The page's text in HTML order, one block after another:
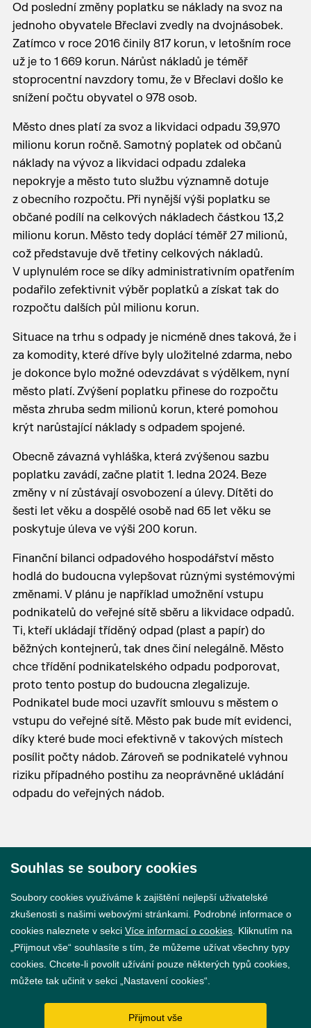
Od poslední změny poplatku se náklady na svoz na
jednoho obyvatele Břeclavi zvedly na dvojnásobek.
Zatímco v roce 2016 činily 817 korun, v letošním roce
už je to 1 669 korun. Nárůst nákladů je téměř
stoprocentní navzdory tomu, že v Břeclavi došlo ke
snížení počtu obyvatel o 978 osob.
Město dnes platí za svoz a likvidaci odpadu 39,970
milionu korun ročně. Samotný poplatek od občanů
náklady na vývoz a likvidaci odpadu zdaleka
nepokryje a město tuto službu významně dotuje
z obecního rozpočtu. Při nynější výši poplatku se
občané podílí na celkových nákladech částkou 13,2
milionu korun. Město tedy doplácí téměř 27 milionů,
což představuje dvě třetiny celkových nákladů.
V uplynulém roce se díky administrativním opatřením
podařilo zefektivnit výběr poplatků a získat tak do
rozpočtu dalších půl milionu korun.
Situace na trhu s odpady je nicméně dnes taková, že i
za komodity, které dříve byly uložitelné zdarma, nebo
je dokonce bylo možné odevzdávat s výdělkem, nyní
město platí. Zvýšení poplatku přinese do rozpočtu
města zhruba sedm milionů korun, které pomohou
krýt narůstající náklady s odpadem spojené.
Obecně závazná vyhláška, která zvýšenou sazbu
poplatku zavádí, začne platit 1. ledna 2024. Beze
změny v ní zůstávají osvobození a úlevy. Dítěti do
šesti let věku a dospělé osobě nad 65 let věku se
poskytuje úleva ve výši 200 korun.
Finanční bilanci odpadového hospodářství město
hodlá do budoucna vylepšovat různými systémovými
změnami. V plánu je například umožnění vstupu
podnikatelů do veřejné sítě sběru a likvidace odpadů.
Ti, kteří ukládají tříděný odpad (plast a papír) do
běžných kontejnerů, tak dnes činí nelegálně. Město
chce třídění podnikatelského odpadu podporovat,
proto tento postup do budoucna zlegalizuje.
Podnikatel bude moci uzavřít smlouvu s městem o
vstupu do veřejné sítě. Město pak bude mít evidenci,
díky které bude moci efektivně v takových místech
posílit počty nádob. Zároveň se podnikatelé vyhnou
riziku případného postihu za neoprávněné ukládání
odpadu do veřejných nádob.
GDPR
Souhlas se soubory cookies
Soubory cookies využíváme k zajištění nejlepší uživatelské
zkušenosti s našimi webovými stránkami. Podrobné informace o
cookies naleznete v sekci Více informací o cookies . Kliknutím na
„Přijmout vše“ souhlasíte s tím, že můžeme užívat všechny typy
cookies. Chcete-li povolit užívání pouze některých typů cookies,
můžete tak učinit v sekci „Nastavení cookies“.
Přijmout vše